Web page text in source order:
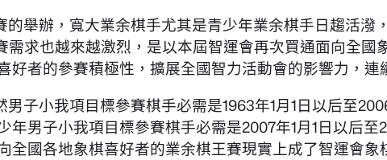
舉辦，寬大業余棋手尤其是青少年業余棋手日趨活
求也越來越激烈，是以本屆智運會再次買通面向全
好者的參賽積極性，擴展全國智力活動會的影響力，連
子小我項目標參賽棋手必需是1963年1月1日以后至
年男子小我項目標參賽棋手必需是2007年1月1日以后至
全國各地象棋喜好者的業余棋王賽現實上成了智運會象